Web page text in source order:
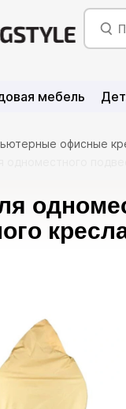
мебель
офисные